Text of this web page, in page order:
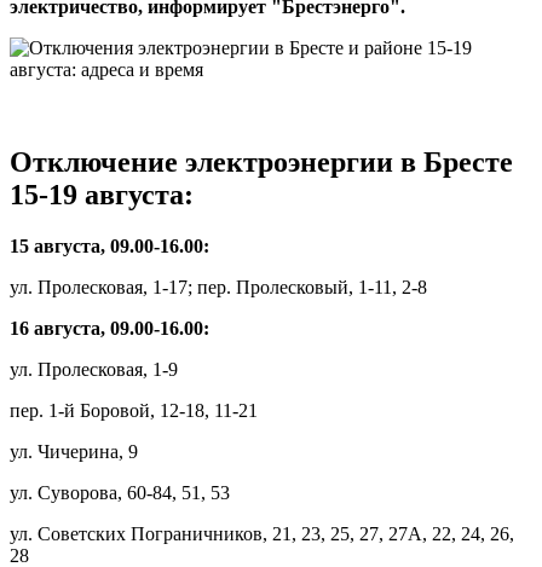
электричество, информирует "Брестэнерго".
Отключение электроэнергии в Бресте
15-19 августа:
15 августа, 09.00-16.00:
ул. Пролесковая, 1-17; пер. Пролесковый, 1-11, 2-8
16 августа, 09.00-16.00:
ул. Пролесковая, 1-9
пер. 1-й Боровой, 12-18, 11-21
ул. Чичерина, 9
ул. Суворова, 60-84, 51, 53
ул. Советских Пограничников, 21, 23, 25, 27, 27А, 22, 24, 26,
28